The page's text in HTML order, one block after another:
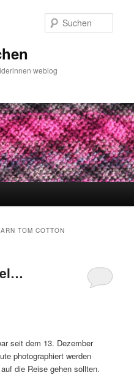
weblog
TOM COTTON
seit dem 13. Dezember
photographiert werden
die Reise gehen sollten.